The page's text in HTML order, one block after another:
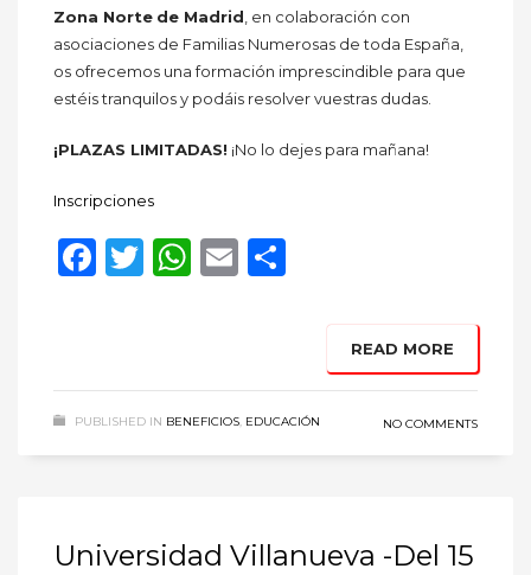
Zona Norte de Madrid , en colaboración con
asociaciones de Familias Numerosas de toda España,
os ofrecemos una formación imprescindible para que
estéis tranquilos y podáis resolver vuestras dudas.
¡PLAZAS LIMITADAS! ¡No lo dejes para mañana!
Inscripciones
Facebook
Twitter
WhatsApp
Email
READ MORE
PUBLISHED IN BENEFICIOS, EDUCACIÓN NO COMMENTS
Universidad Villanueva -Del 15